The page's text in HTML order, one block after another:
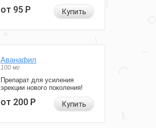
от 95Р Купить
Аванафил
100 мг
Препарат для усиления
эрекции нового поколения!
от 200Р Купить